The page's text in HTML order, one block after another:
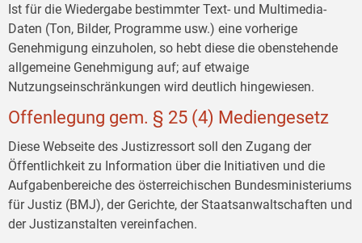
Ist für die Wiedergabe bestimmter Text- und Multimedia-
Daten (Ton, Bilder, Programme usw.) eine vorherige
Genehmigung einzuholen, so hebt diese die obenstehende
allgemeine Genehmigung auf; auf etwaige
Nutzungseinschränkungen wird deutlich hingewiesen.
Offenlegung gem. § 25 (4) Mediengesetz
Diese Webseite des Justizressort soll den Zugang der
Öffentlichkeit zu Information über die Initiativen und die
Aufgabenbereiche des österreichischen Bundesministeriums
für Justiz (BMJ), der Gerichte, der Staatsanwaltschaften und
der Justizanstalten vereinfachen.